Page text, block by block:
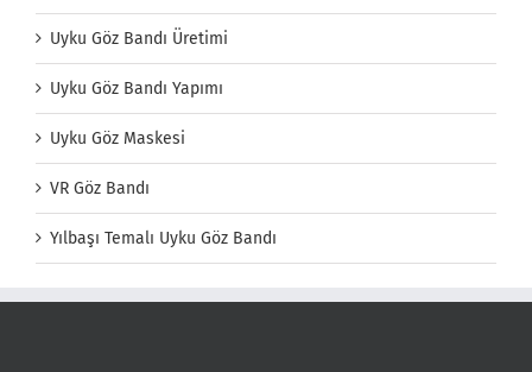
Uyku Göz Bandı Üretimi
Uyku Göz Bandı Yapımı
Uyku Göz Maskesi
VR Göz Bandı
Yılbaşı Temalı Uyku Göz Bandı